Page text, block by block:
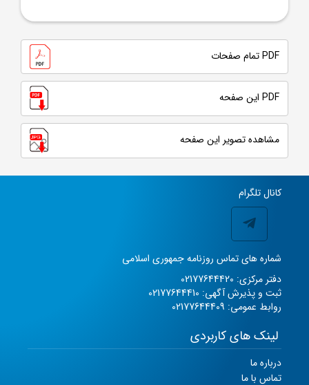
PDF تمام صفحات
PDF این صفحه
مشاهده تصویر این صفحه
کانال تلگرام
شماره های تماس روزنامه جمهوری اسلامی
دفتر مرکزی: 02177644420
ثبت و پذیرش آگهی: 02177644410
روابط عمومی: 02177644409
لینک های کاربردی
درباره ما
تماس با ما